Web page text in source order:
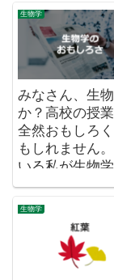
生物学
みなさん、生
か？高校の授
全然おもしろ
もしれません
いる私が生物
思います。
生物学